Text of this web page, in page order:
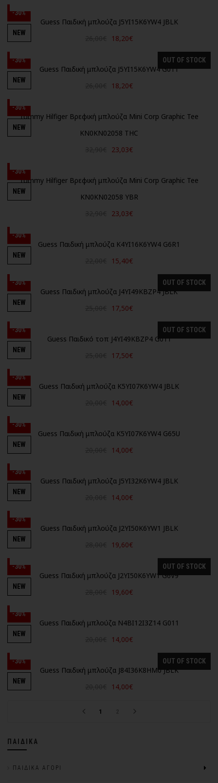
-30%
NEW
Guess Παιδική μπλούζα J5YI15K6YW4 JBLK
18,20€
-30% OUT OF STOCK
NEW
Guess Παιδική μπλούζα J5YI15K6YW4 G011
18,20€
-30%
NEW
Tommy Hilfiger Βρεφική μπλούζα Mini Corp Graphic Tee
KN0KN02058 THC
23,03€
-30%
NEW
Tommy Hilfiger Βρεφική μπλούζα Mini Corp Graphic Tee
KN0KN02058 YBR
23,03€
-30%
NEW
Guess Παιδική μπλούζα K4YI16K6YW4 G6R1
15,40€
-30% OUT OF STOCK
NEW
Guess Παιδική μπλούζα J4YI49KBZP4 JBLK
17,50€
-30% OUT OF STOCK
NEW
Guess Παιδικό τοπ J4YI49KBZP4 G011
17,50€
-30%
NEW
Guess Παιδική μπλούζα K5YI07K6YW4 JBLK
14,00€
-30%
NEW
Guess Παιδική μπλούζα K5YI07K6YW4 G65U
14,00€
-30%
NEW
Guess Παιδική μπλούζα J5YI32K6YW4 JBLK
14,00€
-30%
NEW
Guess Παιδική μπλούζα J2YI50K6YW1 JBLK
19,60€
-30% OUT OF STOCK
NEW
Guess Παιδική μπλούζα J2YI50K6YW1 G6V9
19,60€
-30%
NEW
Guess Παιδική μπλούζα N4BI12I3Z14 G011
14,00€
-30% OUT OF STOCK
NEW
Guess Παιδική μπλούζα J84I36K8HM0 JBLK
14,00€
1
ΠΑΙΔΙΚΆ
ΠΑΙΔΙΚΆ ΑΓΌΡΙ